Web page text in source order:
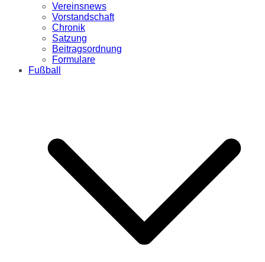
Vereinsnews
Vorstandschaft
Chronik
Satzung
Beitragsordnung
Formulare
Fußball